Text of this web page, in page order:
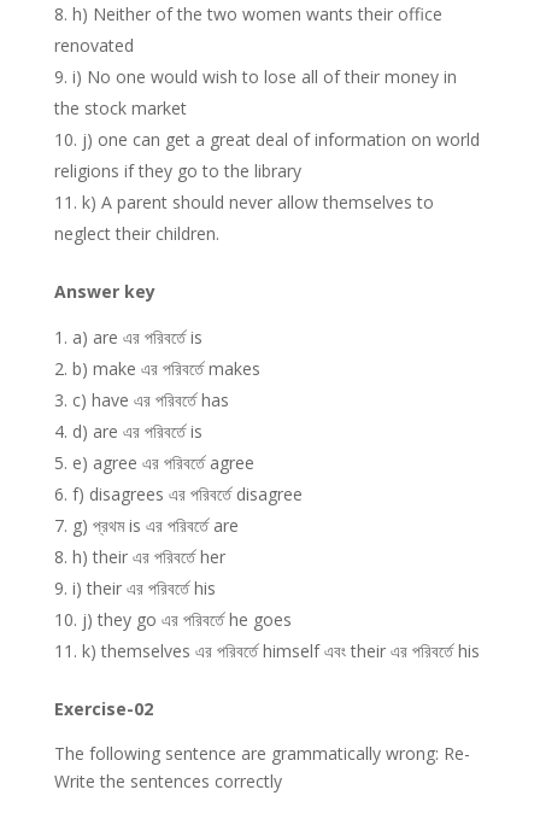
h) Neither of the two women wants their office
renovated
i) No one would wish to lose all of their money in
the stock market
j) one can get a great deal of information on world
religions if they go to the library
k) A parent should never allow themselves to
neglect their children.
Answer key
a) are এর পরিবর্তে is
b) make এর পরিবর্তে makes
c) have এর পরিবর্তে has
d) are এর পরিবর্তে is
e) agree এর পরিবর্তে agree
f) disagrees এর পরিবর্তে disagree
g) প্রথম is এর পরিবর্তে are
h) their এর পরিবর্তে her
i) their এর পরিবর্তে his
j) they go এর পরিবর্তে he goes
k) themselves এর পরিবর্তে himself এবং their এর পরিবর্তে his
Exercise-02
The following sentence are grammatically wrong: Re-
Write the sentences correctly